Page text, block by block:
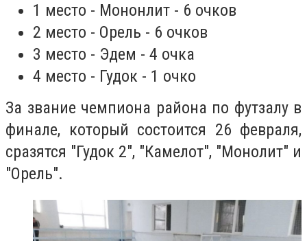
1 место - Мононлит - 6 очков
2 место - Орель - 6 очков
3 место - Эдем - 4 очка
4 место - Гудок - 1 очко
За звание чемпиона района по футзалу в
финале, который состоится 26 февраля,
сразятся "Гудок 2", "Камелот", "Монолит" и
"Орель".